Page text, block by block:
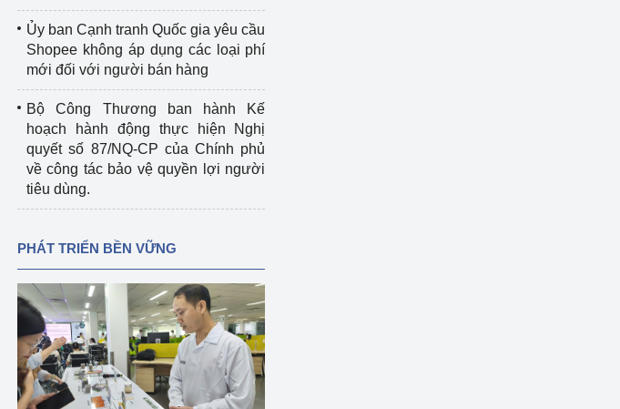
Ủy ban Cạnh tranh Quốc gia yêu cầu
Shopee không áp dụng các loại phí
mới đối với người bán hàng
Bộ Công Thương ban hành Kế
hoạch hành động thực hiện Nghị
quyết số 87/NQ-CP của Chính phủ
về công tác bảo vệ quyền lợi người
tiêu dùng.
PHÁT TRIỂN BỀN VỮNG